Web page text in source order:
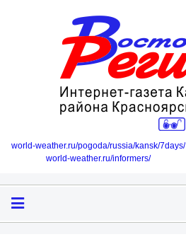
world-weather.ru/pogoda/russia/kansk/7days/
world-weather.ru/informers/